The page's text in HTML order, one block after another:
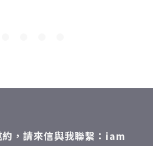
好(你還記得嗎？) 4) Go
好，容易上手 5) Google
，請來信與我聯繫：iam